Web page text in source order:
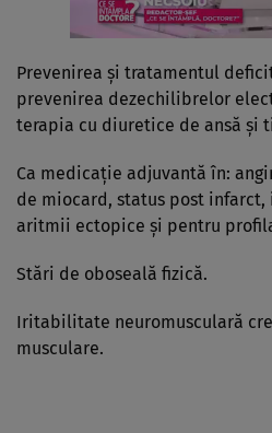
Prevenirea şi tratamentul
prevenirea dezechilibrelor
terapia cu diuretice de ansă şi
Ca medicaţie adjuvantă în:
de miocard, status post
aritmii ectopice şi pentru
Stări de oboseală fizică.
Iritabilitate neuromusculară
musculare.